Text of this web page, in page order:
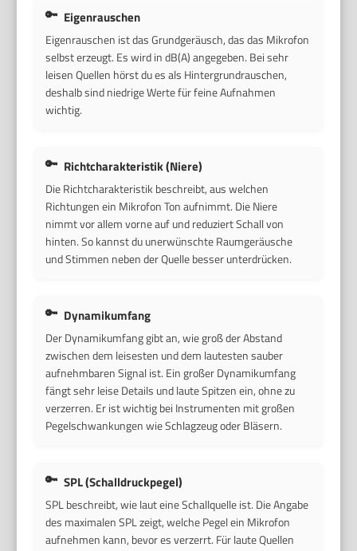
Eigenrauschen
Eigenrauschen ist das Grundgeräusch, das das Mikrofon
selbst erzeugt. Es wird in dB(A) angegeben. Bei sehr
leisen Quellen hörst du es als Hintergrundrauschen,
deshalb sind niedrige Werte für feine Aufnahmen
wichtig.
Richtcharakteristik (Niere)
Die Richtcharakteristik beschreibt, aus welchen
Richtungen ein Mikrofon Ton aufnimmt. Die Niere
nimmt vor allem vorne auf und reduziert Schall von
hinten. So kannst du unerwünschte Raumgeräusche
und Stimmen neben der Quelle besser unterdrücken.
Dynamikumfang
Der Dynamikumfang gibt an, wie groß der Abstand
zwischen dem leisesten und dem lautesten sauber
aufnehmbaren Signal ist. Ein großer Dynamikumfang
fängt sehr leise Details und laute Spitzen ein, ohne zu
verzerren. Er ist wichtig bei Instrumenten mit großen
Pegelschwankungen wie Schlagzeug oder Bläsern.
SPL (Schalldruckpegel)
SPL beschreibt, wie laut eine Schallquelle ist. Die Angabe
des maximalen SPL zeigt, welche Pegel ein Mikrofon
aufnehmen kann, bevor es verzerrt. Für laute Quellen